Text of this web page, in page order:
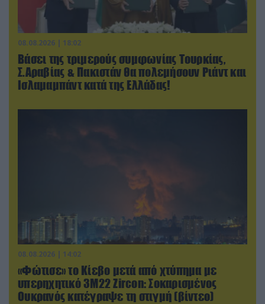
08.08.2026 | 18:02
Βάσει της τριμερούς συμφωνίας Τουρκίας,
Σ.Αραβίας & Πακιστάν θα πολεμήσουν Ριάντ και
Ισλαμαμπάντ κατά της Ελλάδας!
08.08.2026 | 14:02
«Φώτισε» το Κίεβο μετά από χτύπημα με
υπερηχητικό 3M22 Zircon: Σοκαρισμένος
Ουκρανός κατέγραψε τη στιγμή (βίντεο)